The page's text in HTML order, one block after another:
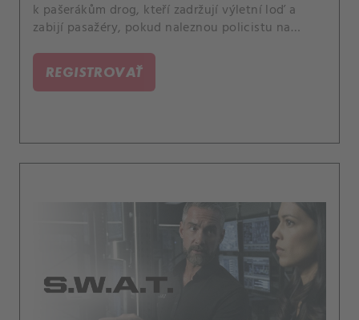
k pašerákům drog, kteří zadržují výletní loď a
zabijí pasažéry, pokud naleznou policistu na
akademii SWAT a zjistí, že rivalita je v ní mnohem
větší, než čekal, protože ze všech účastníků bude
REGISTROVAŤ